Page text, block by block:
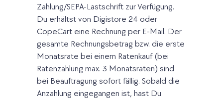
Zahlung/SEPA-Lastschrift zur Verfügung.
Du erhältst von Digistore 24 oder
CopeCart eine Rechnung per E-Mail. Der
gesamte Rechnungsbetrag bzw. die erste
Monatsrate bei einem Ratenkauf (bei
Ratenzahlung max. 3 Monatsraten) sind
bei Beauftragung sofort fällig. Sobald die
Anzahlung eingegangen ist, hast Du